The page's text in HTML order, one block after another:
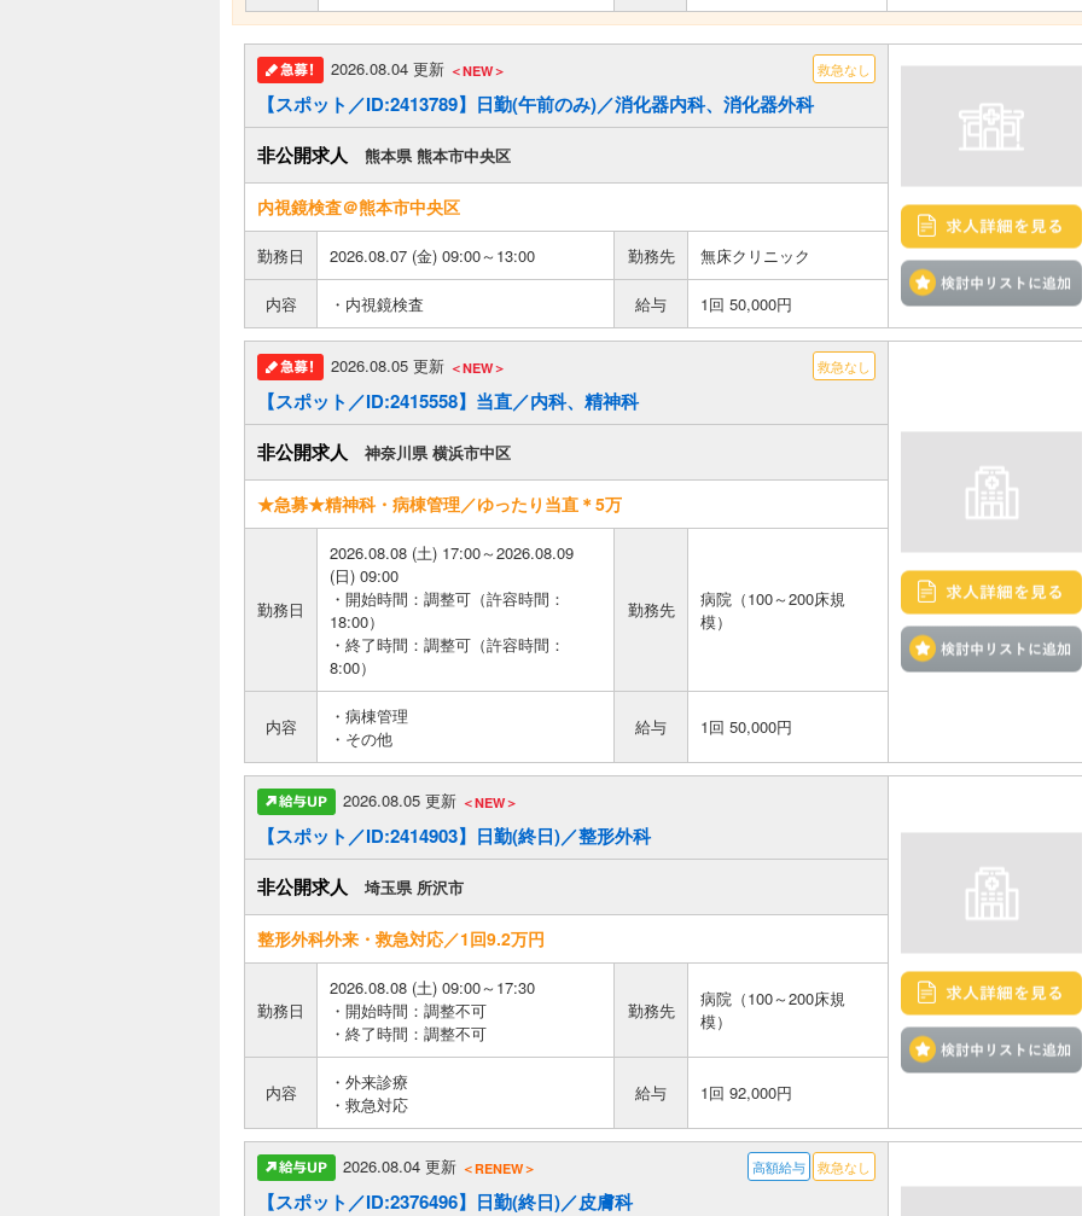
2026.08.04 更新 ＜NEW＞ 救急なし
【スポット／ID:2413789】日勤(午前のみ)／消化器内科、消化器外科
非公開求人 熊本県 熊本市中央区
内視鏡検査＠熊本市中央区
勤務日 2026.08.07 (金) 09:00～13:00 勤務先 無床クリニック
内容 ・内視鏡検査 給与 1回 50,000円
2026.08.05 更新 ＜NEW＞ 救急なし
【スポット／ID:2415558】当直／内科、精神科
非公開求人 神奈川県 横浜市中区
★急募★精神科・病棟管理／ゆったり当直＊5万
勤務日
2026.08.08 (土) 17:00～2026.08.09
(日) 09:00
・開始時間：調整可（許容時間：
18:00）
・終了時間：調整可（許容時間：
8:00）
勤務先
病院（100～200床規
模）
内容
・病棟管理
・その他
給与 1回 50,000円
2026.08.05 更新 ＜NEW＞
【スポット／ID:2414903】日勤(終日)／整形外科
非公開求人 埼玉県 所沢市
整形外科外来・救急対応／1回9.2万円
勤務日
2026.08.08 (土) 09:00～17:30
・開始時間：調整不可
・終了時間：調整不可
勤務先
病院（100～200床規
模）
内容
・外来診療
・救急対応
給与 1回 92,000円
2026.08.04 更新 ＜RENEW＞ 高額給与 救急なし
【スポット／ID:2376496】日勤(終日)／皮膚科